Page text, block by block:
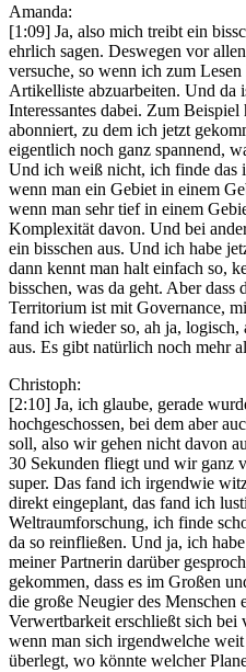
Amanda:
[1:09] Ja, also mich treibt ein
ehrlich sagen. Deswegen vor
versuche, so wenn ich zum
Artikelliste abzuarbeiten. Und da
Interessantes dabei. Zum
abonniert, zu dem ich jetzt
eigentlich noch ganz spannend,
Und ich weiß nicht, ich finde das
wenn man ein Gebiet in einem
wenn man sehr tief in einem
Komplexität davon. Und bei
ein bisschen aus. Und ich habe
dann kennt man halt einfach so,
bisschen, was da geht. Aber
Territorium ist mit Governance,
fand ich wieder so, ah ja, logisch,
aus. Es gibt natürlich noch mehr
Christoph:
[2:10] Ja, ich glaube, gerade
hochgeschossen, bei dem aber
soll, also wir gehen nicht davon
30 Sekunden fliegt und wir ganz
super. Das fand ich irgendwie
direkt eingeplant, das fand ich
Weltraumforschung, ich finde
da so reinfließen. Und ja, ich
meiner Partnerin darüber
gekommen, dass es im Großen
die große Neugier des Menschen
Verwertbarkeit erschließt sich
wenn man sich irgendwelche
überlegt, wo könnte welcher